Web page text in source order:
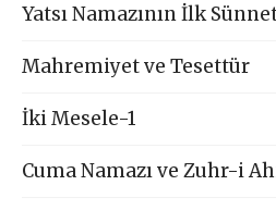
Yatsı Namazının İlk
Mahremiyet ve Tesettür
İki Mesele-1
Cuma Namazı ve Zuhr-i